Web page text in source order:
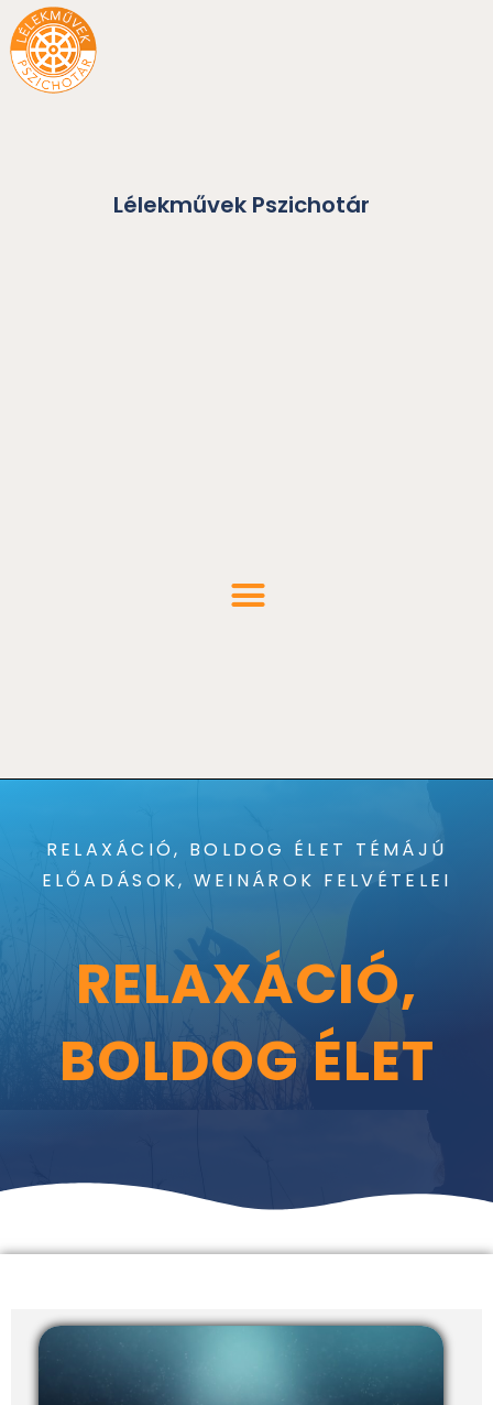
Skip
to
content
Lélekművek Pszichotár
Menü
RELAXÁCIÓ, BOLDOG ÉLET TÉMÁJÚ
ELŐADÁSOK, WEINÁROK FELVÉTELEI
RELAXÁCIÓ,
BOLDOG ÉLET